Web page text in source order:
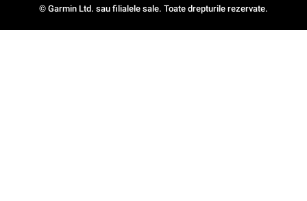
© Garmin Ltd. sau filialele sale. Toate drepturile rezervate.